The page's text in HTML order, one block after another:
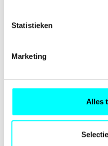
Statistieken
Marketing
Alles